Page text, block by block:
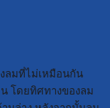
ลมที่ไม่เหมือนกัน
โดยทิศทางของลม